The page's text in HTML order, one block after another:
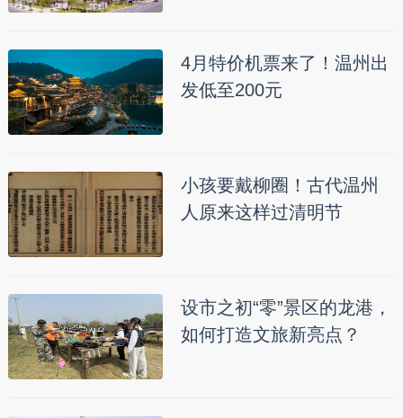
4月特价机票来了！温州出
发低至200元
小孩要戴柳圈！古代温州
人原来这样过清明节
设市之初“零”景区的龙港，
如何打造文旅新亮点？